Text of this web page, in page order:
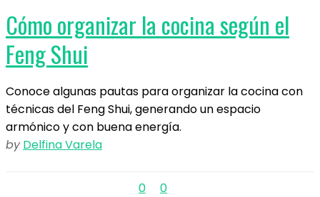
Cómo organizar la cocina según el
Feng Shui
Conoce algunas pautas para organizar la cocina con
técnicas del Feng Shui, generando un espacio
armónico y con buena energía.
by Delfina Varela
0 0